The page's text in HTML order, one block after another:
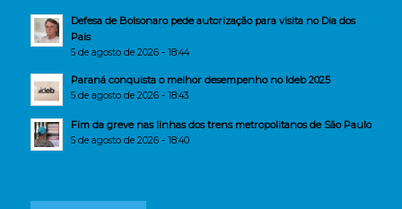
Defesa de Bolsonaro pede autorização para visita no Dia dos
Pais
5 de agosto de 2026 - 18:44
Paraná conquista o melhor desempenho no Ideb 2025
5 de agosto de 2026 - 18:43
Fim da greve nas linhas dos trens metropolitanos de São Paulo
5 de agosto de 2026 - 18:40